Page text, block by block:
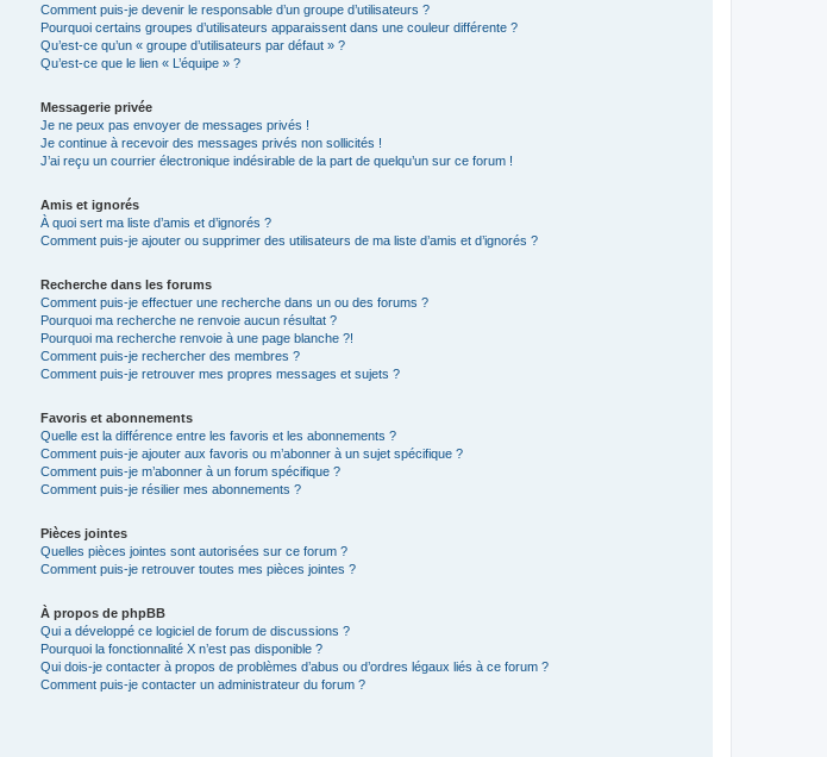
Comment puis-je devenir le responsable d’un groupe d’utilisateurs ?
Pourquoi certains groupes d’utilisateurs apparaissent dans une couleur différente ?
Qu’est-ce qu’un « groupe d’utilisateurs par défaut » ?
Qu’est-ce que le lien « L’équipe » ?
Messagerie privée
Je ne peux pas envoyer de messages privés !
Je continue à recevoir des messages privés non sollicités !
J’ai reçu un courrier électronique indésirable de la part de quelqu’un sur ce forum !
Amis et ignorés
À quoi sert ma liste d’amis et d’ignorés ?
Comment puis-je ajouter ou supprimer des utilisateurs de ma liste d’amis et d’ignorés ?
Recherche dans les forums
Comment puis-je effectuer une recherche dans un ou des forums ?
Pourquoi ma recherche ne renvoie aucun résultat ?
Pourquoi ma recherche renvoie à une page blanche ?!
Comment puis-je rechercher des membres ?
Comment puis-je retrouver mes propres messages et sujets ?
Favoris et abonnements
Quelle est la différence entre les favoris et les abonnements ?
Comment puis-je ajouter aux favoris ou m’abonner à un sujet spécifique ?
Comment puis-je m’abonner à un forum spécifique ?
Comment puis-je résilier mes abonnements ?
Pièces jointes
Quelles pièces jointes sont autorisées sur ce forum ?
Comment puis-je retrouver toutes mes pièces jointes ?
À propos de phpBB
Qui a développé ce logiciel de forum de discussions ?
Pourquoi la fonctionnalité X n’est pas disponible ?
Qui dois-je contacter à propos de problèmes d’abus ou d’ordres légaux liés à ce forum ?
Comment puis-je contacter un administrateur du forum ?